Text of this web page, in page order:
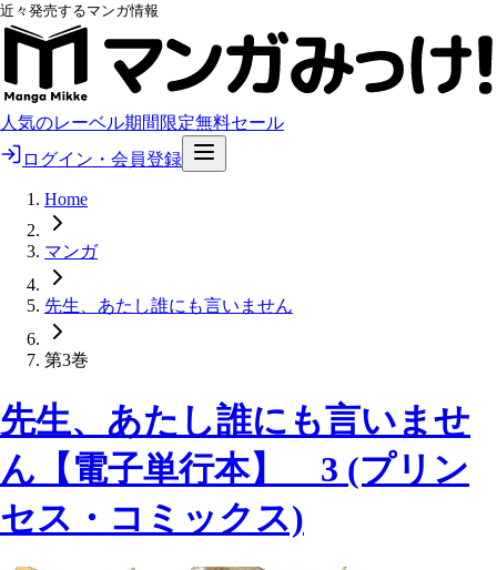
近々発売するマンガ情報
人気のレーベル期間限定無料セール
ログイン・会員登録
Home
マンガ
先生、あたし誰にも言いません
第3巻
先生、あたし誰にも言いませ
ん【電子単行本】 3 (プリン
セス・コミックス)